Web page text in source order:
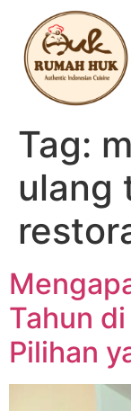
Tag:
ulang
Tahun
Pilihan